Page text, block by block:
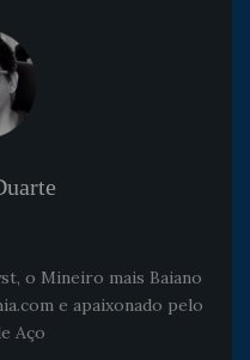
o Mineiro mais Baiano
e apaixonado pelo
Aço